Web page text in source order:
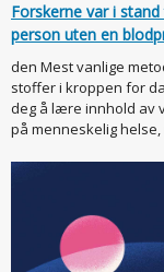
Forskerne var i
person uten en
den Mest vanlige
stoffer i kroppen for
deg å lære innhold av
på menneskelig helse,